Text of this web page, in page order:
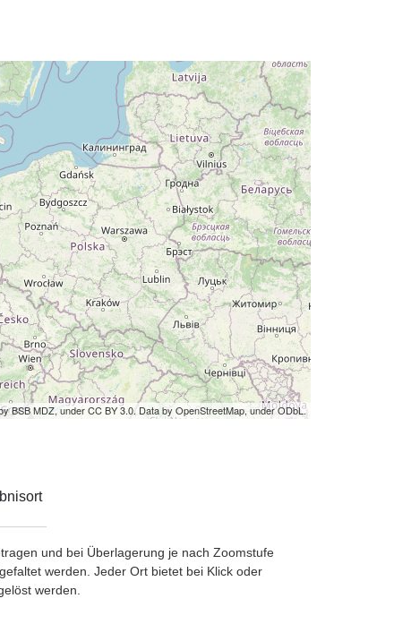
BSB MDZ, under CC BY 3.0. Data by OpenStreetMap, under ODbL.
und bei Überlagerung je nach Zoomstufe
werden. Jeder Ort bietet bei Klick oder
werden.